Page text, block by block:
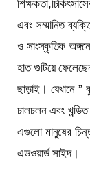
এবং সম্মানিত
ও সাংস্কৃতিক
হাত গুটিয়ে
ছাড়াই। যেখানে ”
চালচলন এবং
এগুলো মানুষের
এডওয়ার্ড সাইদ।